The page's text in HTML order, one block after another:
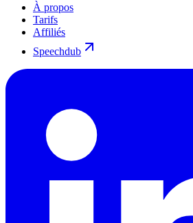
À propos
Tarifs
Affiliés
Speechdub